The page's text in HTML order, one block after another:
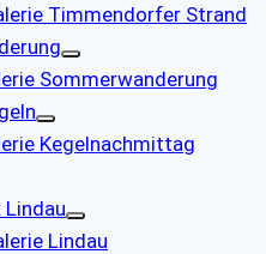
Timmendorfer Strand
Sommerwanderung
Kegelnachmittag
Lindau